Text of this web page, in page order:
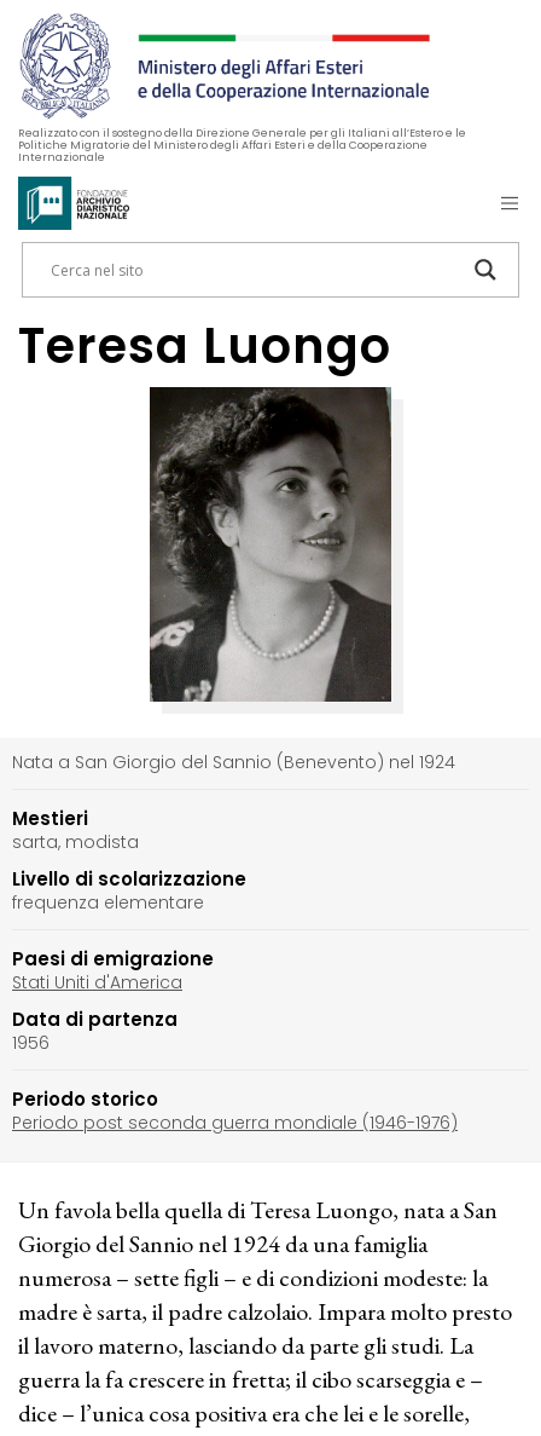
Realizzato con il sostegno della Direzione Generale per gli Italiani all’Estero e le
Politiche Migratorie del Ministero degli Affari Esteri e della Cooperazione
Internazionale
Teresa Luongo
Nata a San Giorgio del Sannio (Benevento) nel 1924
Mestieri
sarta, modista
Livello di scolarizzazione
frequenza elementare
Paesi di emigrazione
Stati Uniti d'America
Data di partenza
1956
Periodo storico
Periodo post seconda guerra mondiale (1946-1976)
Un favola bella quella di Teresa Luongo, nata a San
Giorgio del Sannio nel 1924 da una famiglia
numerosa – sette figli – e di condizioni modeste: la
madre è sarta, il padre calzolaio. Impara molto presto
il lavoro materno, lasciando da parte gli studi. La
guerra la fa crescere in fretta; il cibo scarseggia e –
dice – l’unica cosa positiva era che lei e le sorelle,